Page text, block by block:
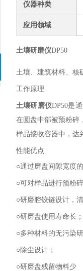
仪器种类
应用领域
土壤研磨仪DP50
土壤、建筑材料、核
工作原理
土壤研磨仪DP50是
在圆盘中部被预粉碎
样品接收容器中，达
性能优点
○通过磨盘间隙宽度
○可对样品进行预粉
○研磨腔铰链设计，
○研磨盘使用寿命长；
○多种材料的无污染
○除尘设计；
○研磨盘残留物料少